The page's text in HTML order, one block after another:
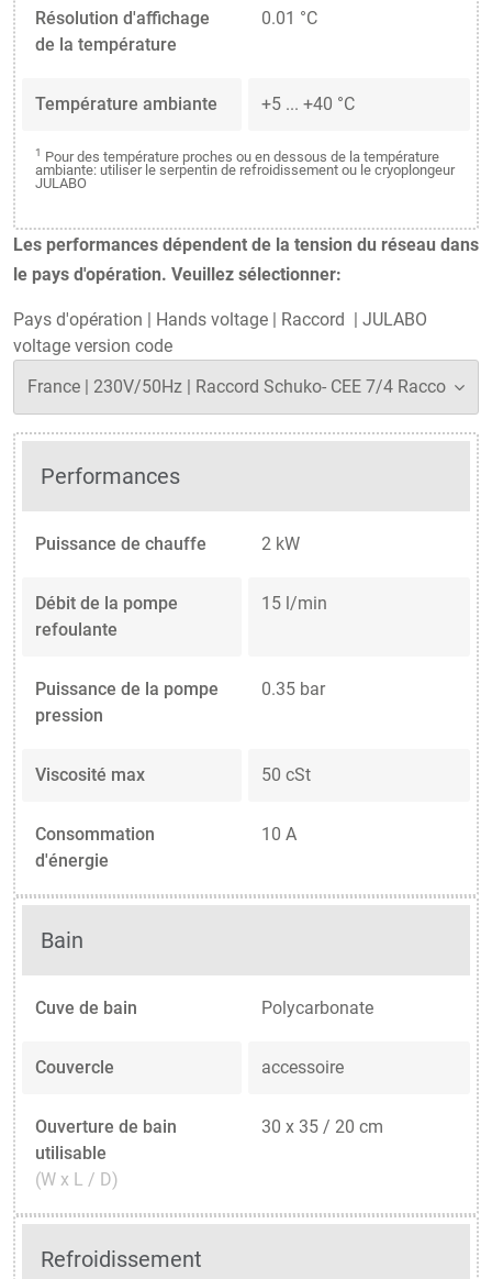
Résolution d'affichage
de la température
0.01 °C
Température ambiante +5 ... +40 °C
1 Pour des température proches ou en dessous de la température
ambiante: utiliser le serpentin de refroidissement ou le cryoplongeur
JULABO
Les performances dépendent de la tension du réseau dans
le pays d'opération. Veuillez sélectionner:
Pays d'opération | Hands voltage | Raccord | JULABO
voltage version code
Performances
Puissance de chauffe 2 kW
Débit de la pompe
refoulante
15 l/min
Puissance de la pompe
pression
0.35 bar
Viscosité max 50 cSt
Consommation
d'énergie
10 A
Bain
Cuve de bain Polycarbonate
Couvercle accessoire
Ouverture de bain
utilisable
(W x L / D)
30 x 35 / 20 cm
Refroidissement